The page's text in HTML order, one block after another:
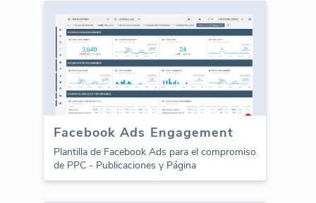
Facebook Ads Engagement
Plantilla de Facebook Ads para el compromiso
de PPC - Publicaciones y Página